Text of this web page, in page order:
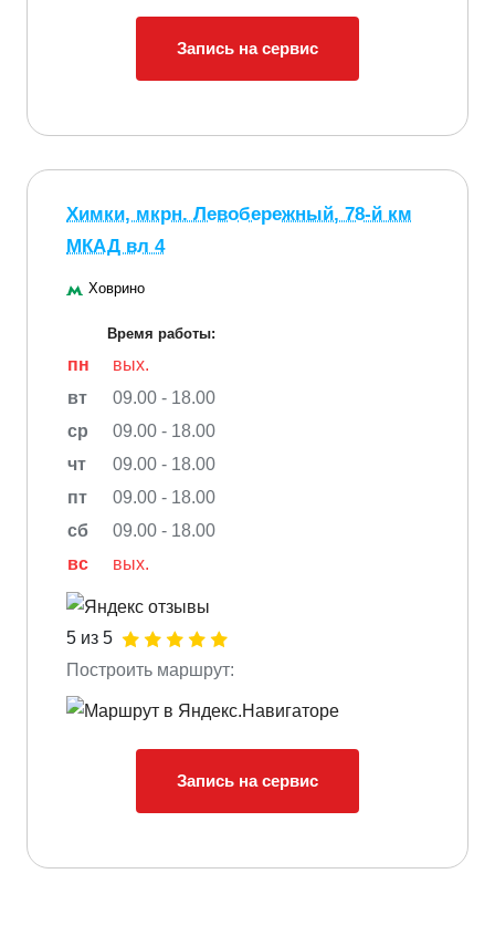
Запись на сервис
Химки, мкрн. Левобережный, 78-й км
МКАД вл 4
Ховрино
Время работы:
пн
вых.
вт
09.00 - 18.00
ср
09.00 - 18.00
чт
09.00 - 18.00
пт
09.00 - 18.00
сб
09.00 - 18.00
вс
вых.
5 из 5
Построить маршрут:
Запись на сервис